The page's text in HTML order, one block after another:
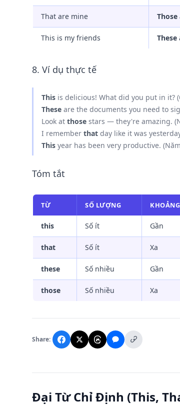
That are mine Those
This is my friends These
8. Ví dụ thực tế
This is delicious! What did you put in it?
These are the documents you need to
Look at those stars — they're amazing.
I remember that day like it was
This year has been very productive.
Tóm tắt
TỪ SỐ LƯỢNG
this Số ít Gần
that Số ít Xa
these Số nhiều Gần
those Số nhiều Xa
Share:
Đại Từ Chỉ Định (This,